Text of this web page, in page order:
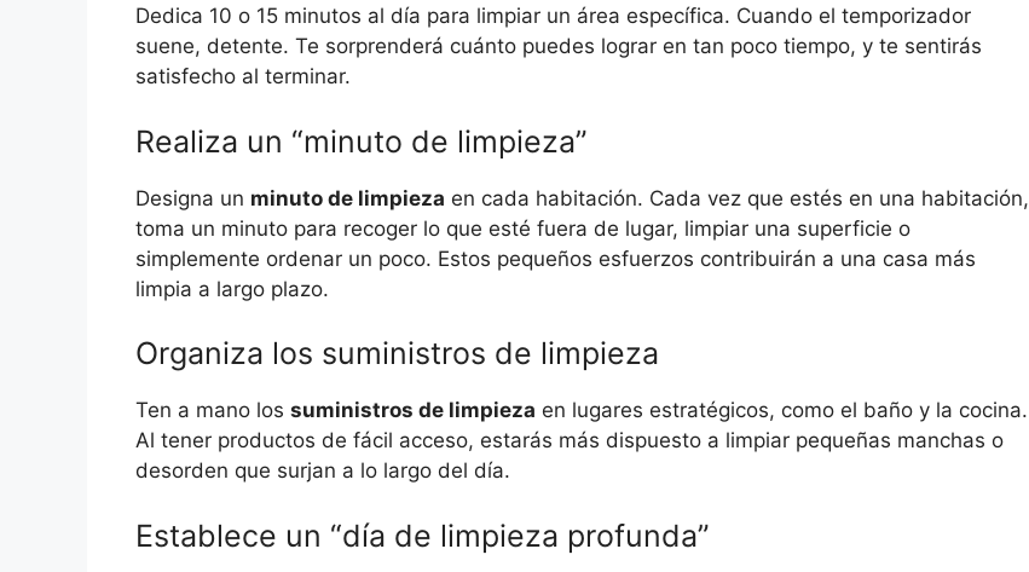
Dedica 10 o 15 minutos al día para limpiar un área específica. Cuando el temporizador
suene, detente. Te sorprenderá cuánto puedes lograr en tan poco tiempo, y te sentirás
satisfecho al terminar.
Realiza un “minuto de limpieza”
Designa un minuto de limpieza en cada habitación. Cada vez que estés en una habitación,
toma un minuto para recoger lo que esté fuera de lugar, limpiar una superficie o
simplemente ordenar un poco. Estos pequeños esfuerzos contribuirán a una casa más
limpia a largo plazo.
Organiza los suministros de limpieza
Ten a mano los suministros de limpieza en lugares estratégicos, como el baño y la cocina.
Al tener productos de fácil acceso, estarás más dispuesto a limpiar pequeñas manchas o
desorden que surjan a lo largo del día.
Establece un “día de limpieza profunda”